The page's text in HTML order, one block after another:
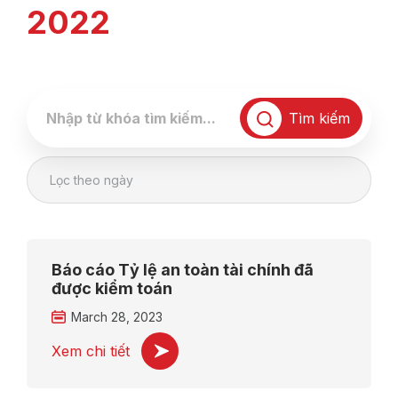
2022
Tìm kiếm
Lọc theo ngày
Báo cáo Tỷ lệ an toàn tài chính đã
được kiểm toán
March 28, 2023
Xem chi tiết